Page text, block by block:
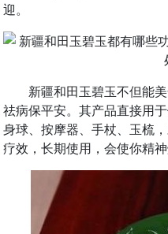
迎。
新疆和田玉碧玉不但能美
祛病保平安。其产品直接用
身球、按摩器、手杖、玉梳
疗效，长期使用，会使你精神